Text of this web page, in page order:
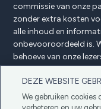
DEZE WEBSITE
We gebruiken cookies
commissie van onze
zonder extra kosten
alle inhoud en
onbevooroordeeld is.
behoeve van onze
beïnvloed door enige
partners.